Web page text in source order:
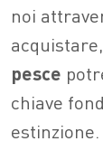
noi
pesce
chiave
estinzione.